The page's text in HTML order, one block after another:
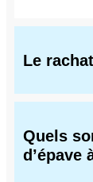
Le
Quels
d’épave